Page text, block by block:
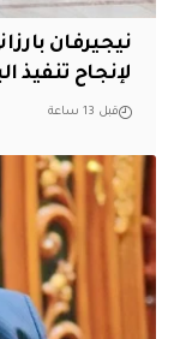
نيجيرفان
لإنجاح تنفيذ
قبل 13 ساعة